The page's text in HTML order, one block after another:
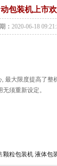
包装机上市
： 2020-06-18
大限度提高了整
须重新设定。
颗粒包装机 液体包